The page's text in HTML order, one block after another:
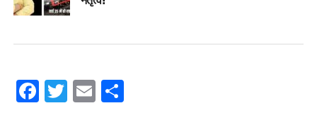
Facebook
Twitter
EmailShare